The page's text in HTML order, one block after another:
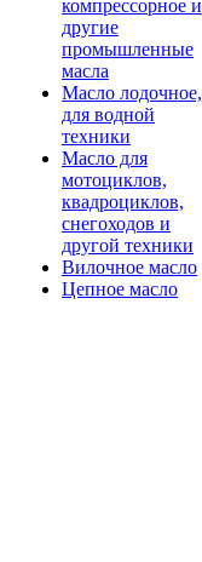
компрессорное и
другие
промышленные
масла
Масло лодочное,
для водной
техники
Масло для
мотоциклов,
квадроциклов,
снегоходов и
другой техники
Вилочное масло
Цепное масло